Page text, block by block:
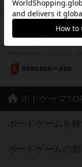
紹介文あり 10
※Apple、Apple のロゴ は、米
ボドゲーマ
ボードゲームを
ボードゲームの